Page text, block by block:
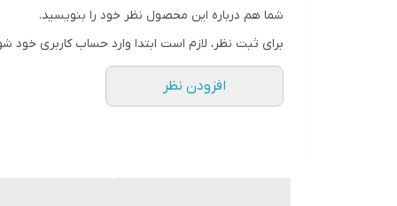
شما هم درباره این محصول نظر خود را بنویسید.
برای ثبت نظر، لازم است ابتدا وارد حساب کاربری خود
افزودن نظر